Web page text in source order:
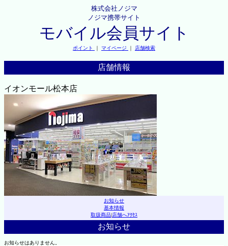
株式会社ノジマ
ノジマ携帯サイト
モバイル会員サイト
ポイント ｜ マイページ ｜ 店舗検索
店舗情報
イオンモール松本店
お知らせ
基本情報
取扱商品|店舗へｱｸｾｽ
お知らせ
お知らせはありません。